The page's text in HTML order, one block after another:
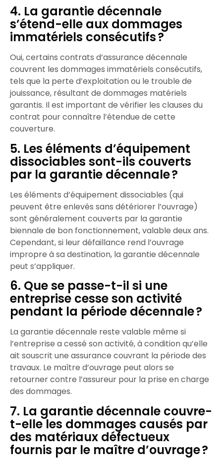
4. La garantie décennale
s’étend-elle aux dommages
immatériels consécutifs ?
Oui, certains contrats d’assurance décennale
couvrent les dommages immatériels consécutifs,
tels que la perte d’exploitation ou le trouble de
jouissance, résultant de dommages matériels
garantis. Il est important de vérifier les clauses du
contrat pour connaître l’étendue de cette
couverture.​
5. Les éléments d’équipement
dissociables sont-ils couverts
par la garantie décennale ?
Les éléments d’équipement dissociables (qui
peuvent être enlevés sans détériorer l’ouvrage)
sont généralement couverts par la garantie
biennale de bon fonctionnement, valable deux ans.
Cependant, si leur défaillance rend l’ouvrage
impropre à sa destination, la garantie décennale
peut s’appliquer.​
6. Que se passe-t-il si une
entreprise cesse son activité
pendant la période décennale ?
La garantie décennale reste valable même si
l’entreprise a cessé son activité, à condition qu’elle
ait souscrit une assurance couvrant la période des
travaux. Le maître d’ouvrage peut alors se
retourner contre l’assureur pour la prise en charge
des dommages.​
7. La garantie décennale couvre-
t-elle les dommages causés par
des matériaux défectueux
fournis par le maître d’ouvrage ?